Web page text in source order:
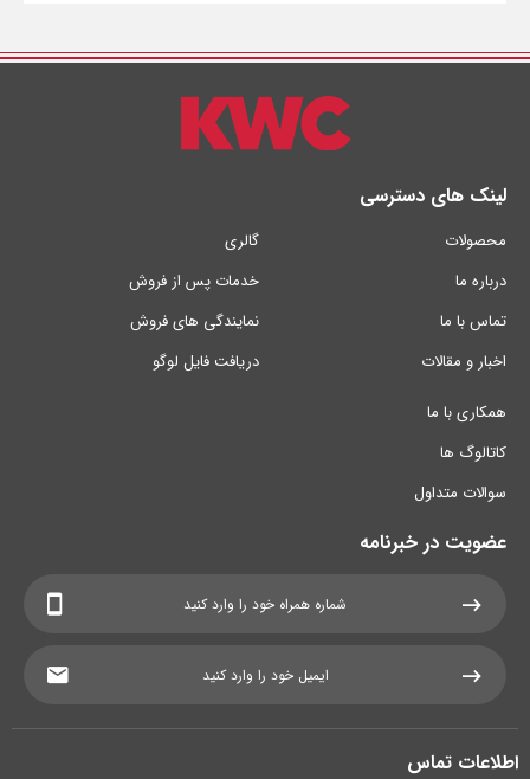
لینک های دسترسی
محصولات
درباره ما
تماس با ما
اخبار و مقالات
گالری
خدمات پس از فروش
نمایندگی های فروش
دریافت فایل لوگو
همکاری با ما
کاتالوگ ها
سوالات متداول
عضویت در خبرنامه
اطلاعات تماس